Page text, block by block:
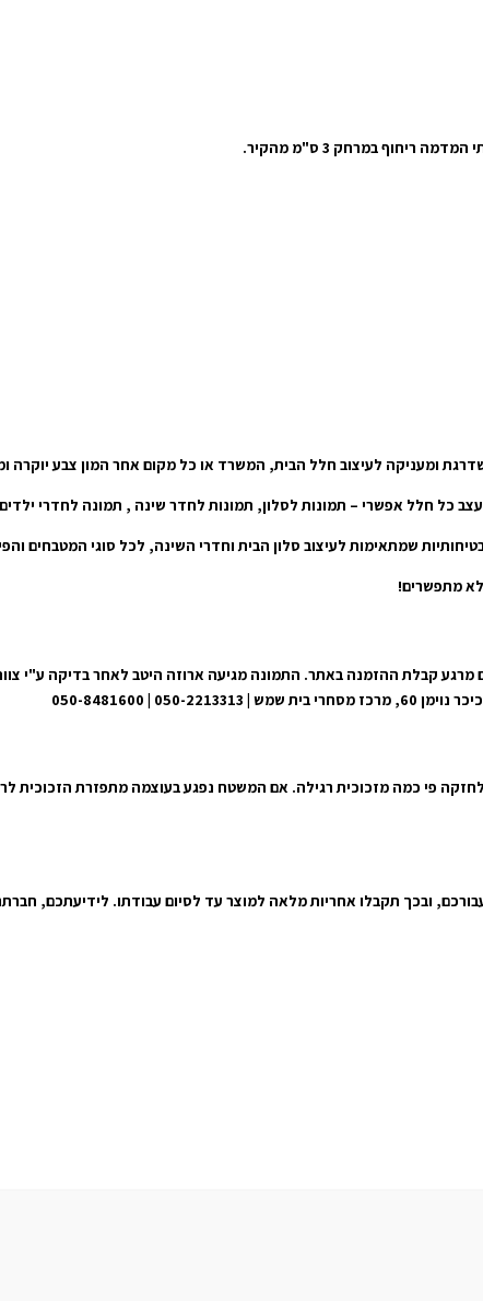
במרחק 3 ס"מ מהקיר.
ומעניקה לעיצוב חלל הבית, המשרד או כל מקום אחר המון צבע יוקרה
כל חלל אפשרי – תמונות לסלון, תמונות לחדר שינה , תמונה לחדרי
לא מתפשרים!
אל הכתובת שצוינה במערכת ונוציא את המשלוח אלייך באמצעות שליח עד 14 ימי עסקים מרגע קבלת ההזמנה באתר. התמונה
050-8481600
פי כמה מזכוכית רגילה. אם המשטח נפגע בעוצמה מתפזרת הזכוכית
ובכך תקבלו אחריות מלאה למוצר עד לסיום עבודתו. לידיעתכם,